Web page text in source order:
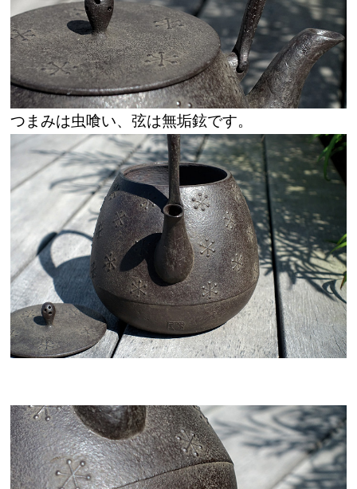
つまみは虫喰い、弦は無垢鉉です。